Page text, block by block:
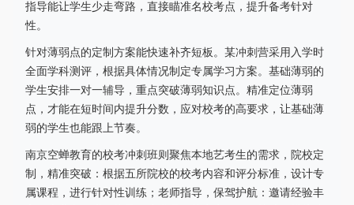
指导能让学生少走弯路，直接瞄准名校考点，提升备考针对
性。
针对薄弱点的定制方案能快速补齐短板。某冲刺营采用入学时
全面学科测评，根据具体情况制定专属学习方案。基础薄弱的
学生安排一对一辅导，重点突破薄弱知识点。精准定位薄弱
点，才能在短时间内提升分数，应对校考的高要求，让基础薄
弱的学生也能跟上节奏。
南京空蝉教育的校考冲刺班则聚焦本地艺考生的需求，院校定
制，精准突破：根据五所院校的校考内容和评分标准，设计专
属课程，进行针对性训练；老师指导，保驾护航：邀请经验丰